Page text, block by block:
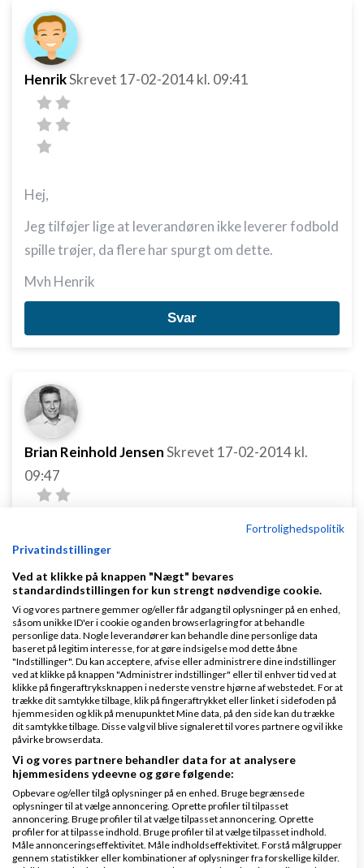
HenrikSkrevet 17-02-2014kl. 09:41
Hej,
Jeg tilføjer lige at leverandøren ikke leverer fodbold
spille trøjer, da flere har spurgt om dette.
Mvh Henrik
Svar
Brian Reinhold JensenSkrevet 17-02-2014kl.
09:47
Henrik:
Jeg opdaterer tråden kontinuerligt med højeste
bud.
Det vil jeg bede dig om ikke at gøre, det giver
samme støj som hvis der afgives bud i tråden.
De bedste hilsner
Svar
GDPR med mening
Fortrolighedspolitik
Privatindstillinger
Ved at klikke på knappen "Nægt" bevares
standardindstillingen for kun strengt nødvendige cookie.
Vi og vores partnere gemmer og/eller får adgang til oplysninger på en enhed,
såsom unikke ID'er i cookie og anden browserlagring for at behandle
personlige data. Nogle leverandører kan behandle dine personlige data
baseret på legitim interesse, for at gøre indsigelse mod dette åbne
"Indstillinger". Du kan acceptere, afvise eller administrere dine indstillinger
ved at klikke på knappen "Administrer indstillinger" eller til enhver tid ved at
klikke på fingeraftryksknappen i nederste venstre hjørne af webstedet. For at
trække dit samtykke tilbage, klik på fingeraftrykket eller linket i sidefoden på
hjemmesiden og klik på menupunktet Mine data, på den side kan du trække
dit samtykke tilbage. Disse valg vil blive signaleret til vores partnere og vil ikke
påvirke browserdata.
Vi og vores partnere behandler data for at analysere
hjemmesidens ydeevne og gøre følgende:
Opbevare og/eller tilgå oplysninger på en enhed. Bruge begrænsede
oplysninger til at vælge annoncering. Oprette profiler til tilpasset
annoncering. Bruge profiler til at vælge tilpasset annoncering. Oprette
profiler for at tilpasse indhold. Bruge profiler til at vælge tilpasset indhold.
Måle annonceringseffektivitet. Måle indholdseffektivitet. Forstå målgrupper
gennem statistikker eller kombinationer af oplysninger fra forskellige kilder.